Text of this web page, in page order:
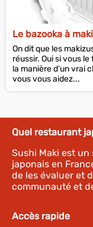
Le bazooka à
On dit que les
réussir. Oui si vous
la manière d’un vrai
vous vous aidez...
Quel restaurant
Sushi Maki est
japonais en
de les évaluer et
communauté et
Accès rapide